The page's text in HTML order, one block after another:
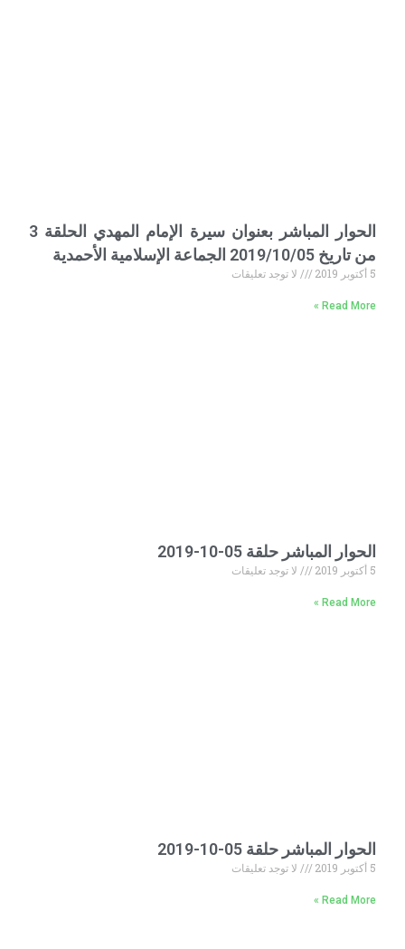
الحوار المباشر بعنوان سيرة الإمام المهدي الحلقة 3
من تاريخ 2019/10/05 الجماعة الإسلامية الأحمدية
5 أكتوبر 2019 لا توجد تعليقات
Read More »
الحوار المباشر حلقة 05-10-2019
5 أكتوبر 2019 لا توجد تعليقات
Read More »
الحوار المباشر حلقة 05-10-2019
5 أكتوبر 2019 لا توجد تعليقات
Read More »